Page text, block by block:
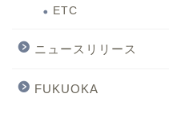
ETC
ニュースリリース
FUKUOKA